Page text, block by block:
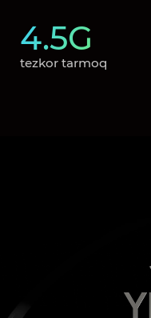
4.5G
tezkor tarmoq